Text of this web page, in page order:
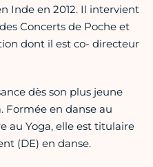
Inde en 2012. Il intervient
Concerts de Poche et
dont il est co- directeur
dès son plus jeune
Formée en danse au
au Yoga, elle est titulaire
(DE) en danse.